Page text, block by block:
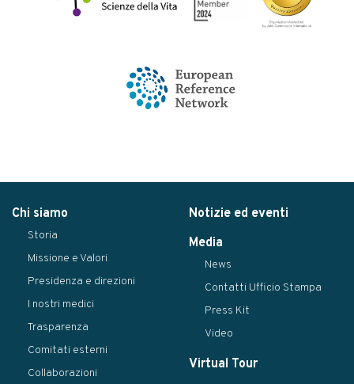
Chi siamo
Storia
Missione e Valori
Presidenza e direzioni
I nostri medici
Trasparenza
Comitati esterni
Collaborazioni
Notizie ed eventi
Media
News
Contatti Ufficio Stampa
Press Kit
Video
Virtual Tour